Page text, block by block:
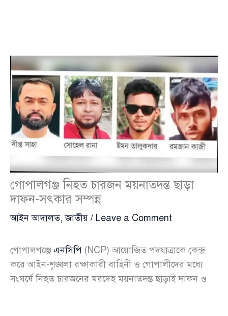
গোপালগঞ্জ নিহত চারজন ময়নাতদন্ত ছাড়া
দাফন-সৎকার সম্পন্ন
আইন আদালত,জাতীয় / Leave a Comment
গোপালগঞ্জে এনসিপি (NCP) আয়োজিত পদযাত্রাকে কেন্দ্র
করে আইন-শৃঙ্খলা রক্ষাকারী বাহিনী ও গোপালীদের মধ্যে
সংঘর্ষে নিহত চারজনের মরদেহ ময়নাতদন্ত ছাড়াই দাফন ও